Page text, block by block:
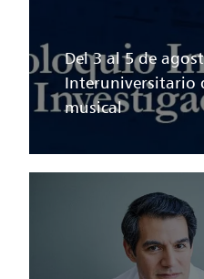
Del 3 al 5 de
Interuniversitario
musical